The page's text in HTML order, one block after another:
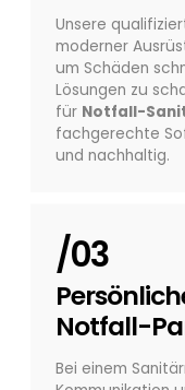
Unsere
moderner
um Schäden
Lösungen zu
für Notfall-
fachgerechte
und nachhaltig.
/03
Notfall-
Bei einem